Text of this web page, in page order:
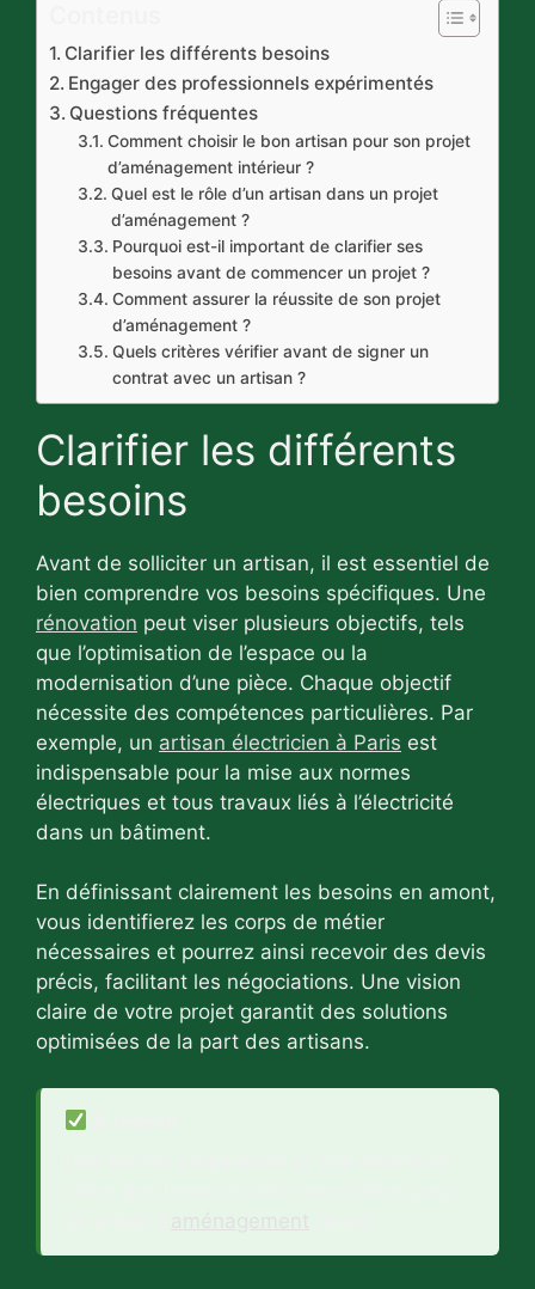
Clarifier les différents besoins
Engager des professionnels expérimentés
Questions fréquentes
Comment choisir le bon artisan pour son projet
d’aménagement intérieur ?
Quel est le rôle d’un artisan dans un projet
d’aménagement ?
Pourquoi est-il important de clarifier ses
besoins avant de commencer un projet ?
Comment assurer la réussite de son projet
d’aménagement ?
Quels critères vérifier avant de signer un
contrat avec un artisan ?
Clarifier les différents
besoins
Avant de solliciter un artisan, il est essentiel de
bien comprendre vos besoins spécifiques. Une
rénovation peut viser plusieurs objectifs, tels
que l’optimisation de l’espace ou la
modernisation d’une pièce. Chaque objectif
nécessite des compétences particulières. Par
exemple, un artisan électricien à Paris est
indispensable pour la mise aux normes
électriques et tous travaux liés à l’électricité
dans un bâtiment.
En définissant clairement les besoins en amont,
vous identifierez les corps de métier
nécessaires et pourrez ainsi recevoir des devis
précis, facilitant les négociations. Une vision
claire de votre projet garantit des solutions
optimisées de la part des artisans.